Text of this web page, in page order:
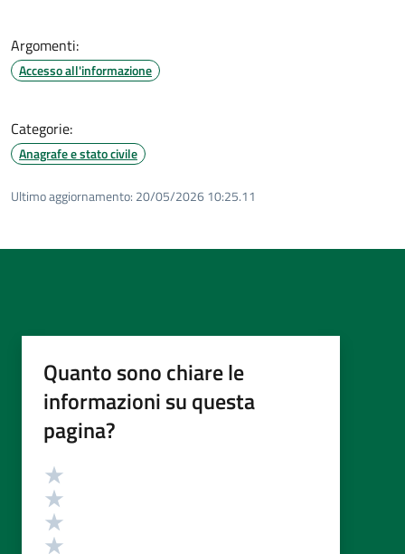
Argomenti:
Accesso all'informazione
Categorie:
Anagrafe e stato civile
Ultimo aggiornamento: 20/05/2026 10:25.11
Quanto sono chiare le
informazioni su questa
pagina?
Valutazione